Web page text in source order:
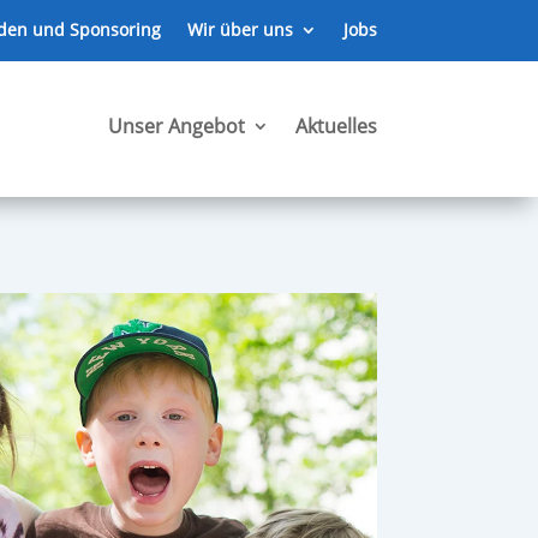
und Sponsoring Wir über uns Jobs
Unser Angebot Aktuelles